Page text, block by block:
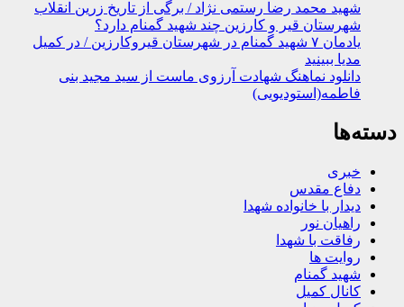
شهید محمد رضا رستمی نژاد / برگی از تاریخ زرین انقلاب
شهرستان قیر و کارزین چند شهید گمنام دارد؟
یادمان ۷ شهید گمنام در شهرستان قیروکارزین / در کمیل
مدیا ببینید
دانلود نماهنگ شهادت آرزوی ماست از سید مجید بنی
فاطمه(استودیویی)
دسته‌ها
خبری
دفاع مقدس
دیدار با خانواده شهدا
راهیان نور
رفاقت با شهدا
روایت ها
شهید گمنام
کانال کمیل